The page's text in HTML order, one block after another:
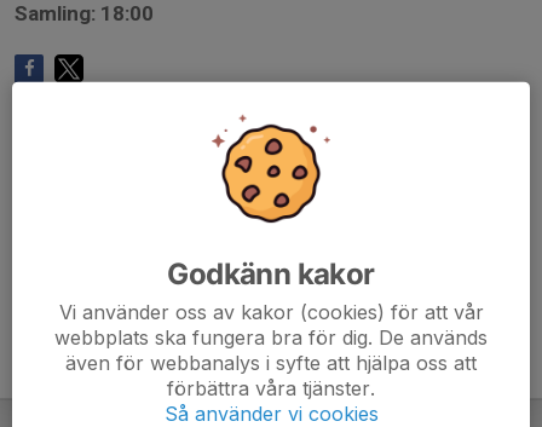
Samling: 18:00
Godkänn kakor
Vi använder oss av kakor (cookies) för att vår
webbplats ska fungera bra för dig. De används
även för webbanalys i syfte att hjälpa oss att
förbättra våra tjänster.
Så använder vi cookies